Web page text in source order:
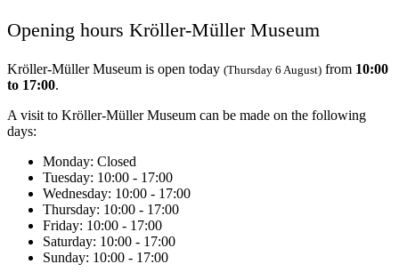
Opening hours Kröller-Müller Museum
Kröller-Müller Museum is open today (Thursday 6 August) from 10:00
to 17:00.
A visit to Kröller-Müller Museum can be made on the following
days:
Monday: Closed
Tuesday: 10:00 - 17:00
Wednesday: 10:00 - 17:00
Thursday: 10:00 - 17:00
Friday: 10:00 - 17:00
Saturday: 10:00 - 17:00
Sunday: 10:00 - 17:00